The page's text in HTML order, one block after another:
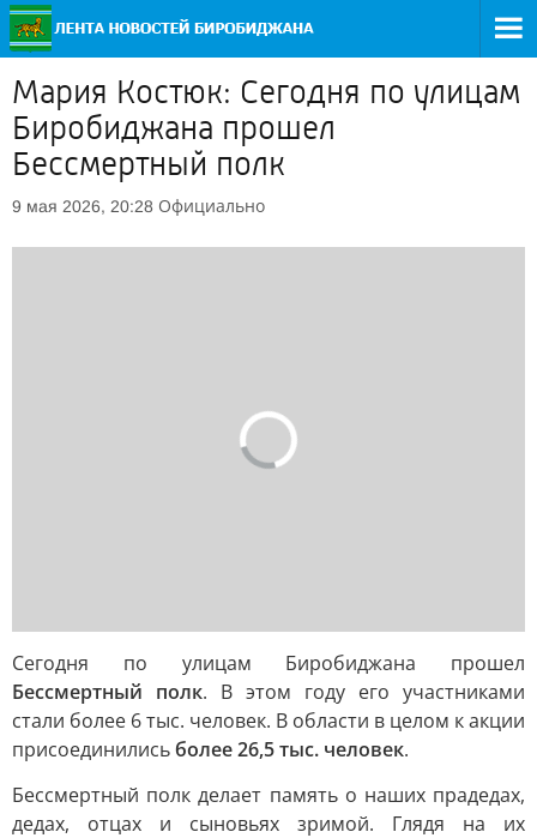
Мария Костюк: Сегодня по улицам
Биробиджана прошел
Бессмертный полк
9 мая 2026, 20:28 Официально
Сегодня по улицам Биробиджана прошел
Бессмертный полк. В этом году его участниками
стали более 6 тыс. человек. В области в целом к акции
присоединилисьболее 26,5 тыс. человек.
Бессмертный полк делает память о наших прадедах,
дедах, отцах и сыновьях зримой. Глядя на их